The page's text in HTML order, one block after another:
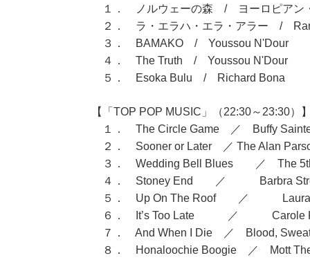
１． ノルウェーの森 / ヨーロピアン
２． ラ・エラハ・エラ・アラー /
３． BAMAKO / Youssou N'Dour
４． The Truth / Youssou N'Dour
５． Esoka Bulu / Richard Bona
【「TOP POP MUSIC」（22:30～23:30）
１． The Circle Game ／ Buffy
２． Sooner or Later ／ The Alan
３． Wedding Bell Blues ／ The 5th
４． Stoney End ／ Barbra
５． Up On The Roof ／ Laura
６． It’s Too Late ／ Carole
７． And When I Die ／ Blood, Sweat
８． Honaloochie Boogie ／ Mott